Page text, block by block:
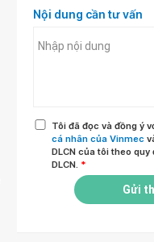
Nội dung cần tư vấn
Tôi đã đọc và đồng ý
cá nhân của Vinmec
DLCN của tôi theo
DLCN. *
Gửi